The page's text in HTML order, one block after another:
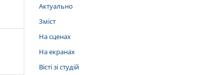
Актуально
Зміст
На сценах
На екранах
Вісті зі студій